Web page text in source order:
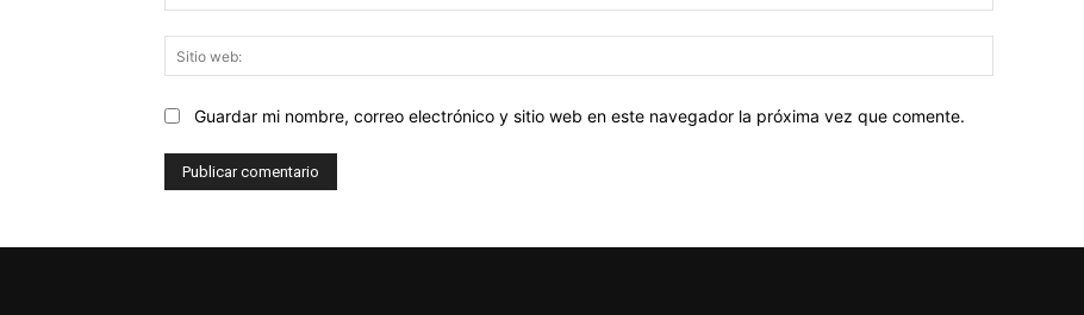
electrónico:*
web:
Guardar mi nombre, correo electrónico y sitio web en este navegador la próxima vez que comente.